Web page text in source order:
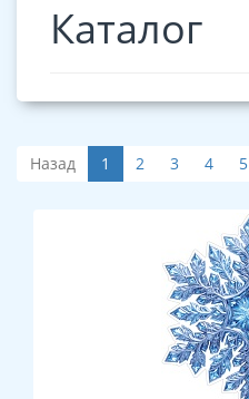
Каталог
Назад 1 2 3 4 5